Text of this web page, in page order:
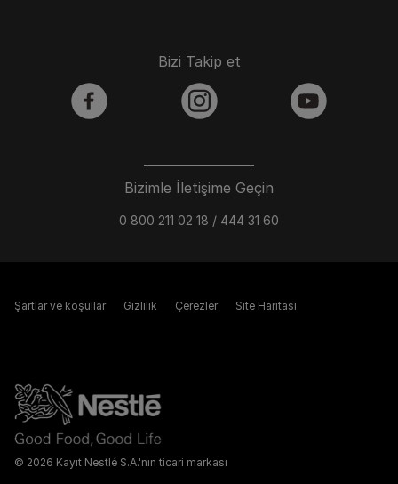
Bizimle İletişime Geçin
0 800 211 02 18 / 444 31 60
Bizi Takip et
facebook instagram youtube
© 2026 Kayıt Nestlé S.A.'nın ticari markası
Şartlar ve koşullar Gizlilik Çerezler Site Haritası